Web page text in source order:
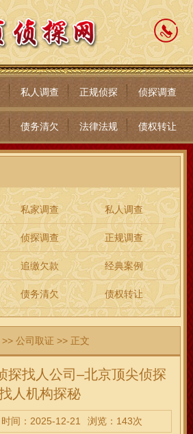
私人调查 正规侦探 侦探调查
债务清欠 法律法规 债权转让
私家调查 私人调查
侦探调查 正规调查
追缴欠款 经典案例
债务清欠 债权转让
>>公司取证 >> 正文
探找人公司–北京顶尖侦探
人机构探秘
时间：2025-12-21 浏览：143次